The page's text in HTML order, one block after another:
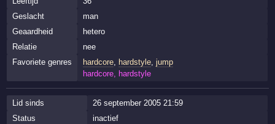
Geslacht
man
Geaardheid
hetero
Relatie
nee
Favoriete genres
hardcore, hardstyle, jump
hardcore, hardstyle
Lid sinds
26 september 2005 21:59
Status
inactief